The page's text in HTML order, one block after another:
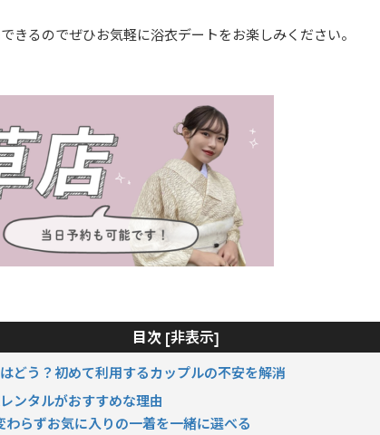
きるのでぜひお気軽に浴衣デートをお楽しみください。
目次 [非表示]
どう？初めて利用するカップルの不安を解消
ンタルがおすすめな理由
らずお気に入りの一着を一緒に選べる